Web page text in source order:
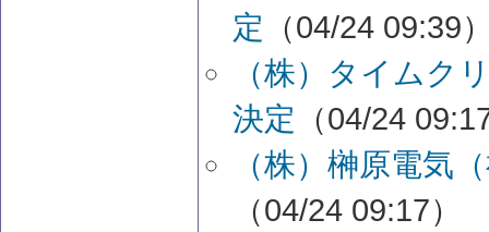
定 （04/24 09:39
（株）タイムク
決定 （04/24
（株）榊原電気
（04/24 09:17）